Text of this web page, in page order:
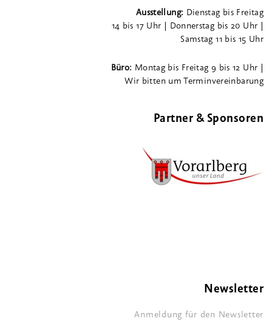
Ausstellung: Dienstag bis Freitag
14 bis 17 Uhr | Donnerstag bis 20 Uhr |
Samstag 11 bis 15 Uhr
Büro: Montag bis Freitag 9 bis 12 Uhr |
Wir bitten um Terminvereinbarung
Partner & Sponsoren
Newsletter
Anmeldung für den Newsletter